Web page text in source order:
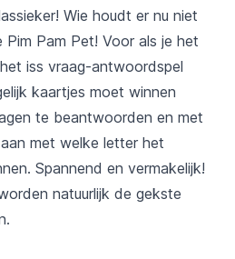
Wie houdt er nu niet
Pim Pam Pet! Voor als je het
iss vraag-antwoordspel
kaartjes moet winnen
te beantwoorden en met
met welke letter het
Spannend en vermakelijk!
natuurlijk de gekste